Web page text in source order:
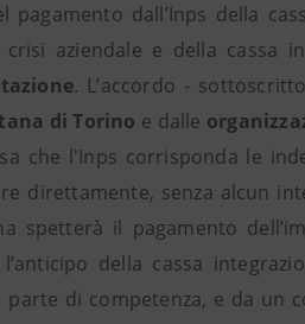
dall’Inps della
aziendale e della cassa
. L’accordo -
di Torino e dalle
che l'Inps corrisponda le
direttamente, senza alcun
spetterà il pagamento
della cassa
di competenza, e da un